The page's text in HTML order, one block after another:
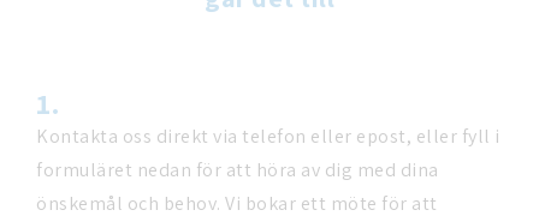
1.
Kontakta oss direkt via telefon eller epost, eller fyll i
formuläret nedan för att höra av dig med dina
önskemål och behov. Vi bokar ett möte för att